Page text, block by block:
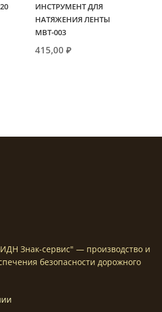
ИНСТРУМЕНТ ДЛЯ
НАТЯЖЕНИЯ ЛЕНТЫ
МВТ-003
415,00₽
Знак-сервис" — производство и
безопасности дорожного